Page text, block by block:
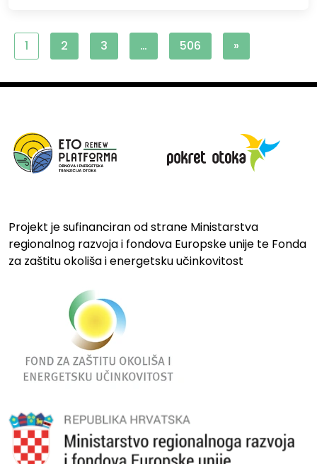
1 2 3 … 506 »
Projekt je sufinanciran od strane Ministarstva
regionalnog razvoja i fondova Europske unije te Fonda
za zaštitu okoliša i energetsku učinkovitost